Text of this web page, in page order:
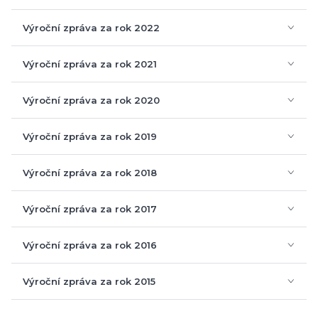
Výroční zpráva za rok 2023 + auditorská zpráva
Výroční zpráva za rok 2022
Výroční zpráva za rok 2021
Výroční zpráva za rok 2020
Výroční zpráva za rok 2019 + auditorská zpráva
Výroční zpráva za rok 2018 + auditorská zpráva
Výroční zpráva za rok 2017
Výroční zpráva za rok 2016